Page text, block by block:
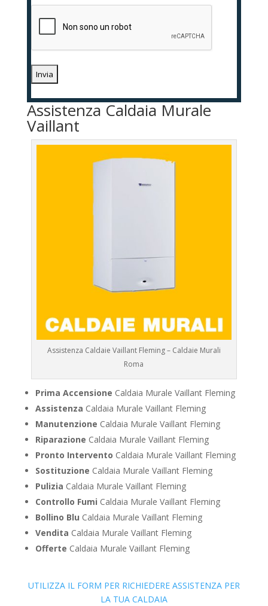
Assistenza Caldaia Murale
Vaillant
Assistenza Caldaie Vaillant Fleming – Caldaie Murali
Roma
Prima Accensione Caldaia Murale Vaillant Fleming
Assistenza Caldaia Murale Vaillant Fleming
Manutenzione Caldaia Murale Vaillant Fleming
Riparazione Caldaia Murale Vaillant Fleming
Pronto Intervento Caldaia Murale Vaillant Fleming
Sostituzione Caldaia Murale Vaillant Fleming
Pulizia Caldaia Murale Vaillant Fleming
Controllo Fumi Caldaia Murale Vaillant Fleming
Bollino Blu Caldaia Murale Vaillant Fleming
Vendita Caldaia Murale Vaillant Fleming
Offerte Caldaia Murale Vaillant Fleming
UTILIZZA IL FORM PER RICHIEDERE ASSISTENZA PER
LA TUA CALDAIA